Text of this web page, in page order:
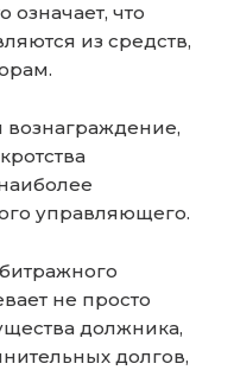
что
из средств,
вознаграждение,
управляющего.
не просто
должника,
долгов,